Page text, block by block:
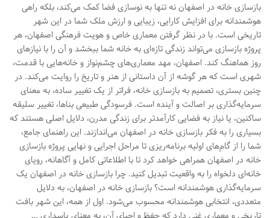
بازسازی خانه در اصفهان نه تنها به نوسازی فضا کمک می‌کند، بلکه راهی
هوشمندانه برای افزایش کارایی، زیبایی و ارزش ملک شما در این شهر
تاریخی است. با در نظر گرفتن معماری خاص و هویت فرهنگی اصفهان، هر
پروژه‌ بازسازی می‌تواند زندگی تازه‌ای به خانه‌ شما ببخشد و آن را با نیازهای
روز هماهنگ کند. اصفهان، مهد معماری‌های چشم‌نواز و خانه‌هایی با قدمت،
شهری است که هر گوشه از آن داستانی از هنر و تاریخ را روایت می‌کند. در
چنین بستری، تصمیم به بازسازی خانه، فراتر از یک تغییر ساده، به معنای
سرمایه‌گذاری بر اصالت و آینده است. فرسودگی طبیعی بناها، تغییر سلیقه
ساکنین، یا نیاز به فضایی کارآمدتر برای زندگی مدرن، دلایل اصلی هستند که
بسیاری را به فکر بازسازی خانه در اصفهان می‌اندازند. این راهنمای جامع،
شما را از گام‌های اولیه برنامه‌ریزی تا مراحل اجرایی و نهایی پروژه بازسازی
خانه در اصفهان همراهی خواهد کرد تا با اطلاعاتی کامل و آگاهانه، رویای
خانه‌ای دلخواه را به واقعیت تبدیل کنید. چرا بازسازی خانه در اصفهان یک
سرمایه‌گذاری هوشمندانه است؟ بازسازی خانه در اصفهان، به دلایل
متعددی، انتخابی هوشمندانه محسوب می‌شود. اول از همه، این شهر بافت